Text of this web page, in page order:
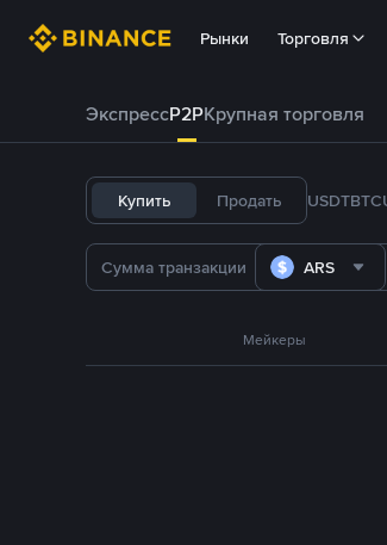
Рынки Торговля
ЭкспрессP2PКрупная торговля
Купить Продать USDTBTC
ARS
Мейкеры